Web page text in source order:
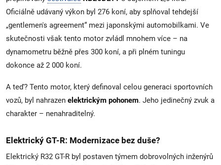
Oficiálně udávaný výkon byl 276 koní, aby splňoval tehdejší
„gentlemen's agreement“ mezi japonskými automobilkami. Ve
skutečnosti však tento motor zvládl mnohem více – na
dynamometru běžně přes 300 koní, a při plném tuningu
dokonce až 2 000 koní.
A teď? Tento motor, který definoval celou generaci sportovních
vozů, byl nahrazen elektrickým pohonem. Jeho jedinečný zvuk a
charakter – nenahraditelný.
Elektrický GT-R: Modernizace bez duše?
Elektrický R32 GT-R byl postaven týmem dobrovolných inženýrů